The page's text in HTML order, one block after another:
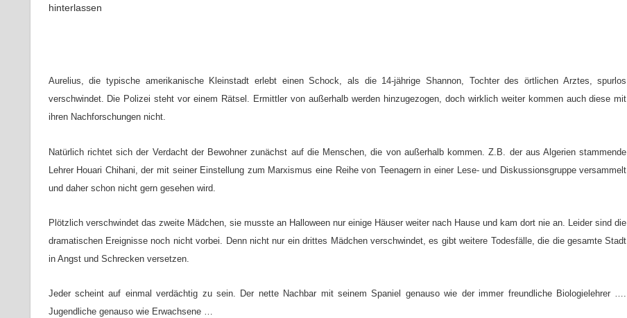
hinterlassen
Aurelius, die typische amerikanische Kleinstadt erlebt einen Schock, als die 14-jährige Shannon, Tochter des örtlichen Arztes, spurlos
verschwindet. Die Polizei steht vor einem Rätsel. Ermittler von außerhalb werden hinzugezogen, doch wirklich weiter kommen auch diese mit
ihren Nachforschungen nicht.
Natürlich richtet sich der Verdacht der Bewohner zunächst auf die Menschen, die von außerhalb kommen. Z.B. der aus Algerien stammende
Lehrer Houari Chihani, der mit seiner Einstellung zum Marxismus eine Reihe von Teenagern in einer Lese- und Diskussionsgruppe versammelt
und daher schon nicht gern gesehen wird.
Plötzlich verschwindet das zweite Mädchen, sie musste an Halloween nur einige Häuser weiter nach Hause und kam dort nie an. Leider sind die
dramatischen Ereignisse noch nicht vorbei. Denn nicht nur ein drittes Mädchen verschwindet, es gibt weitere Todesfälle, die die gesamte Stadt
in Angst und Schrecken versetzen.
Jeder scheint auf einmal verdächtig zu sein. Der nette Nachbar mit seinem Spaniel genauso wie der immer freundliche Biologielehrer ….
Jugendliche genauso wie Erwachsene …